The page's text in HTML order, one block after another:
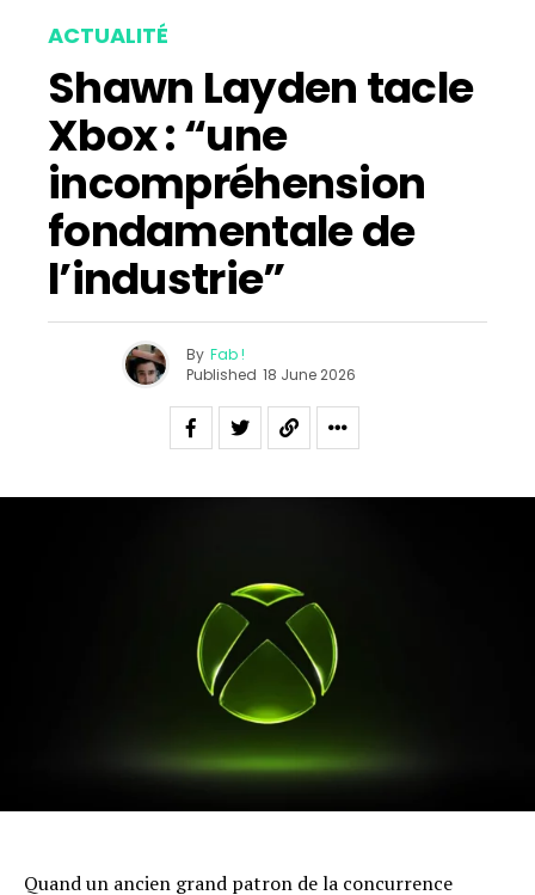
ACTUALITÉ
Shawn Layden tacle
Xbox : “une
incompréhension
fondamentale de
l’industrie”
By Fab !
Published 18 June 2026
Quand un ancien grand patron de la concurrence